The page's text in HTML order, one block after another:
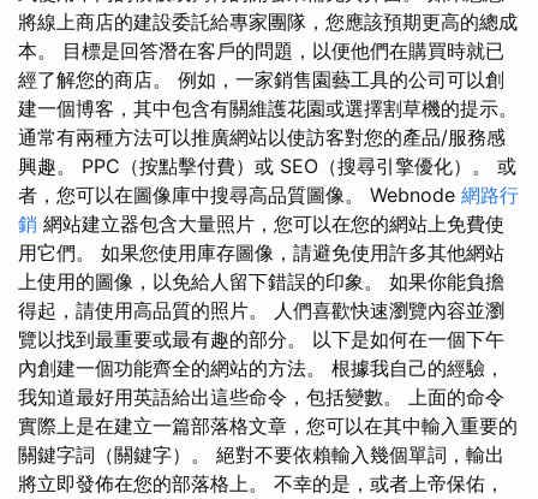
將線上商店的建設委託給專家團隊，您應該預期更高的總成
本。 目標是回答潛在客戶的問題，以便他們在購買時就已
經了解您的商店。 例如，一家銷售園藝工具的公司可以創
建一個博客，其中包含有關維護花園或選擇割草機的提示。
通常有兩種方法可以推廣網站以使訪客對您的產品/服務感
興趣。 PPC（按點擊付費）或 SEO（搜尋引擎優化）。 或
者，您可以在圖像庫中搜尋高品質圖像。 Webnode 網路行
銷 網站建立器包含大量照片，您可以在您的網站上免費使
用它們。 如果您使用庫存圖像，請避免使用許多其他網站
上使用的圖像，以免給人留下錯誤的印象。 如果你能負擔
得起，請使用高品質的照片。 人們喜歡快速瀏覽內容並瀏
覽以找到最重要或最有趣的部分。 以下是如何在一個下午
內創建一個功能齊全的網站的方法。 根據我自己的經驗，
我知道最好用英語給出這些命令，包括變數。 上面的命令
實際上是在建立一篇部落格文章，您可以在其中輸入重要的
關鍵字詞（關鍵字）。 絕對不要依賴輸入幾個單詞，輸出
將立即發佈在您的部落格上。 不幸的是，或者上帝保佑，